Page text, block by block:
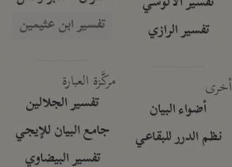
تفسير الرازي
أخرى
أضواء البيان
نظم الدرر للبقاعي
تفسير ابن عثيمين
مركَّزة العبارة
تفسير الجلالين
جامع البيان للإيجي
تفسير البيضاوي